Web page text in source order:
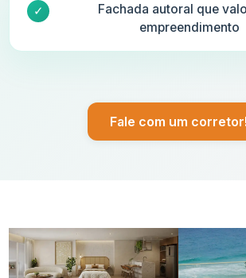
Fachada autoral que
empreendimento
Fale com um corretor!